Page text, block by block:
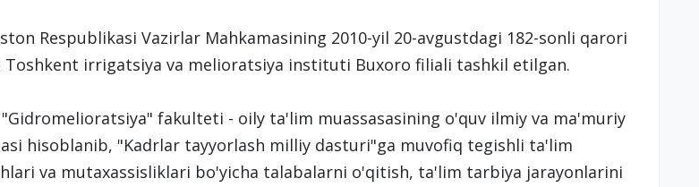
Respublikasi Vazirlar Mahkamasining 2010-yil 20-avgustdagi 182-sonli qarori
Toshkent irrigatsiya va melioratsiya instituti Buxoro filiali tashkil etilgan.
"Gidromelioratsiya" fakulteti - oily ta'lim muassasasining o'quv ilmiy va ma'muriy
hisoblanib, "Kadrlar tayyorlash milliy dasturi"ga muvofiq tegishli ta'lim
va mutaxassisliklari bo'yicha talabalarni o'qitish, ta'lim tarbiya jarayonlarini